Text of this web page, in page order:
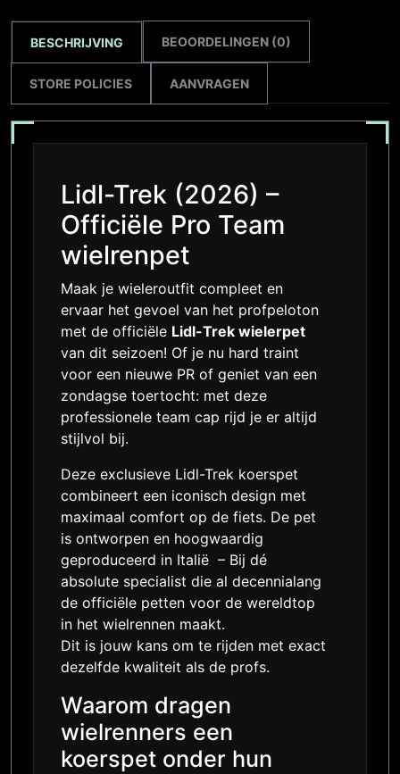
BESCHRIJVING BEOORDELINGEN (0)
STORE POLICIES AANVRAGEN
Lidl-Trek (2026) –
Officiële Pro Team
wielrenpet
Maak je wieleroutfit compleet en
ervaar het gevoel van het profpeloton
met de officiële Lidl-Trek wielerpet
van dit seizoen! Of je nu hard traint
voor een nieuwe PR of geniet van een
zondagse toertocht: met deze
professionele team cap rijd je er altijd
stijlvol bij.
Deze exclusieve Lidl-Trek koerspet
combineert een iconisch design met
maximaal comfort op de fiets. De pet
is ontworpen en hoogwaardig
geproduceerd in Italië – Bij dé
absolute specialist die al decennialang
de officiële petten voor de wereldtop
in het wielrennen maakt.
Dit is jouw kans om te rijden met exact
dezelfde kwaliteit als de profs.
Waarom dragen
wielrenners een
koerspet onder hun